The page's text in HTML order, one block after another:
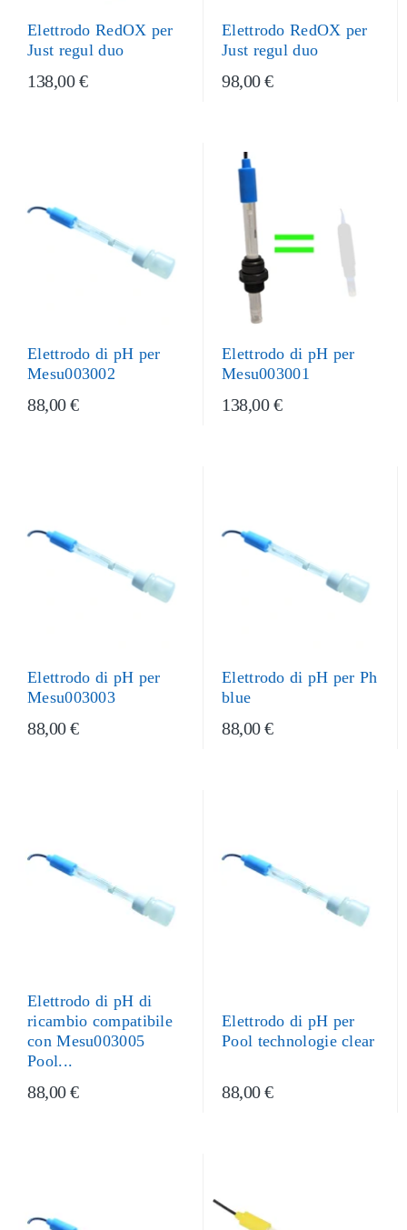
Elettrodo RedOX per
Just regul duo
138,00 €
Elettrodo RedOX per
Just regul duo
98,00 €
Elettrodo di pH per
Mesu003002
88,00 €
Elettrodo di pH per
Mesu003001
138,00 €
Elettrodo di pH per
Mesu003003
88,00 €
Elettrodo di pH per Ph
blue
88,00 €
Elettrodo di pH di
ricambio compatibile
con Mesu003005
Pool...
88,00 €
Elettrodo di pH per
Pool technologie clear
88,00 €